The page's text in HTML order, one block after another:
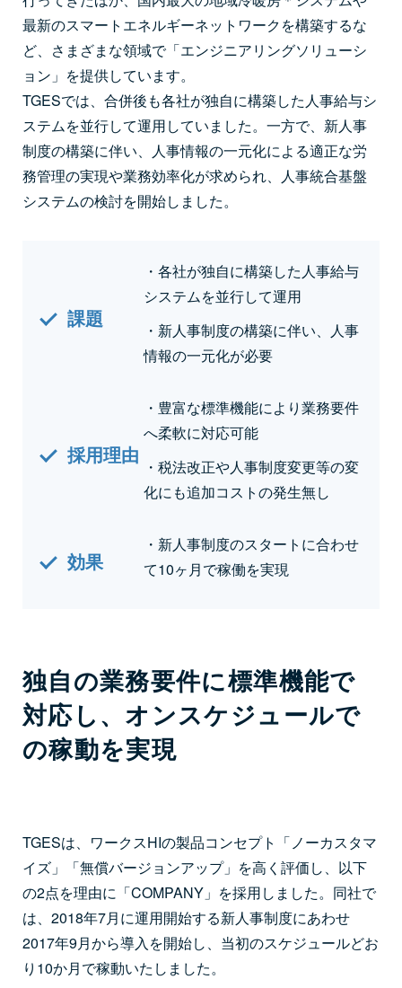
最新のスマートエネルギーネットワークを構築するな
ど、さまざまな領域で「エンジニアリングソリューシ
ョン」を提供しています。
TGESでは、合併後も各社が独自に構築した人事給与シ
ステムを並行して運用していました。一方で、新人事
制度の構築に伴い、人事情報の一元化による適正な労
務管理の実現や業務効率化が求められ、人事統合基盤
システムの検討を開始しました。
課題
・各社が独自に構築した人事給与
システムを並行して運用
・新人事制度の構築に伴い、人事
情報の一元化が必要
採用理由
・豊富な標準機能により業務要件
へ柔軟に対応可能
・税法改正や人事制度変更等の変
化にも追加コストの発生無し
効果
・新人事制度のスタートに合わせ
て10ヶ月で稼働を実現
独自の業務要件に標準機能で
対応し、オンスケジュールで
の稼動を実現
TGESは、ワークスHIの製品コンセプト「ノーカスタマ
イズ」「無償バージョンアップ」を高く評価し、以下
の2点を理由に「COMPANY」を採用しました。同社で
は、2018年7月に運用開始する新人事制度にあわせ
2017年9月から導入を開始し、当初のスケジュールどお
り10か月で稼動いたしました。